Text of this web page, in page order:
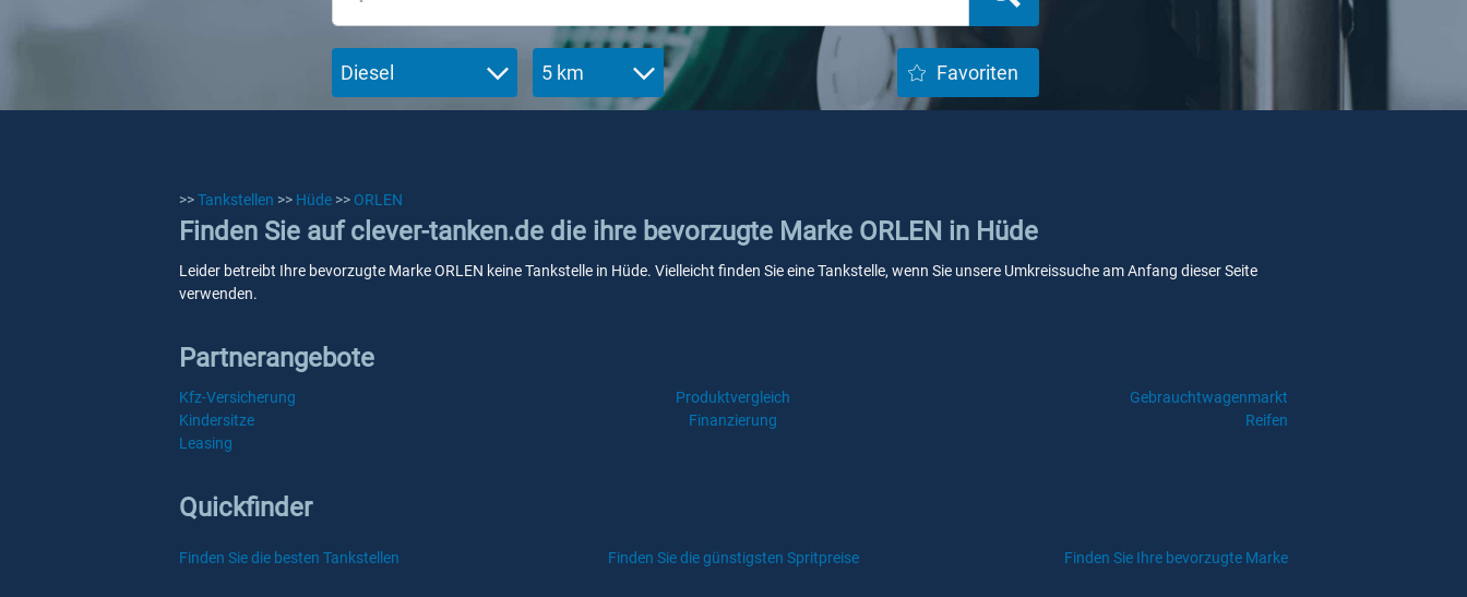
Diesel 5 km Favoriten
>>Tankstellen >> Hüde >> ORLEN
Finden Sie auf clever-tanken.de die ihre bevorzugte Marke ORLEN in Hüde
Leider betreibt Ihre bevorzugte Marke ORLEN keine Tankstelle in Hüde. Vielleicht finden Sie eine Tankstelle, wenn Sie unsere Umkreissuche am Anfang dieser Seite
verwenden.
Partnerangebote
Kfz-Versicherung Produktvergleich
Gebrauchtwagenmarkt
Kindersitze
Finanzierung
Reifen
Leasing
Quickfinder
Finden Sie die besten Tankstellen Finden Sie die günstigsten Spritpreise Finden Sie Ihre bevorzugte Marke